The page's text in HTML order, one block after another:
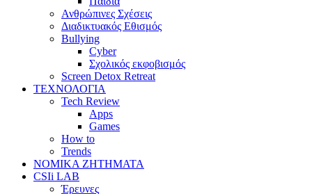
Ανθρώπινες Σχέσεις
Διαδικτυακός Εθισμός
Bullying
Cyber
Σχολικός εκφοβισμός
Screen Detox Retreat
ΤΕΧΝΟΛΟΓΙΑ
Tech Review
Apps
Games
How to
Trends
ΝΟΜΙΚΑ ΖΗΤΗΜΑΤΑ
CSIi LAB
Έρευνες